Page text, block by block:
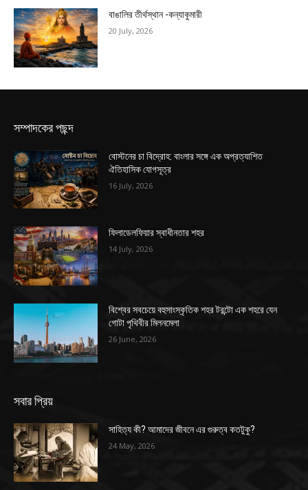
বাঙালির তীর্থস্থান -কন্যাকুমারী
20 July, 2026
সম্পাদকের পছন্দ
বোস্টনের চা বিদ্রোহ: বাংলার সঙ্গে এক অপ্রত্যাশিত
ঐতিহাসিক যোগসূত্র
16 July, 2026
ফিলাডেলফিয়ার স্বাধীনতার শহর
14 July, 2026
বিশ্বের সবচেয়ে বহুসাংস্কৃতিক শহর টরন্টো এক শহরে যেন
গোটা পৃথিবীর মিলনমেলা
26 June, 2026
সবার প্রিয়
সাহিত্য কী? আমাদের জীবনে এর গুরুত্ব কতটুকু?
24 May, 2026